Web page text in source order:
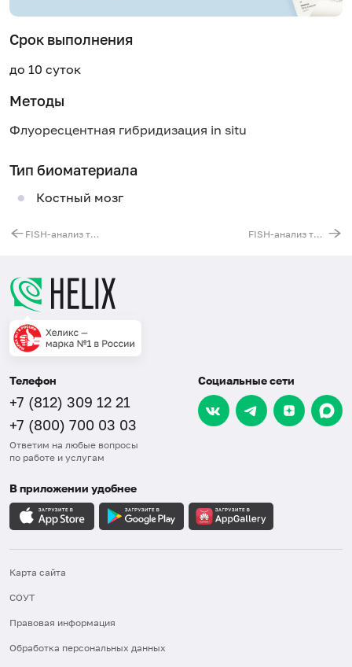
Срок выполнения
до 10 суток
Методы
Флуоресцентная гибридизация in situ
Тип биоматериала
Костный мозг
FISH-анализ транслокации t(2;5)(p23;q35) FISH-анализ трисомии 12-й хромосомы (+ 12)
Телефон
+7 (812) 309 12 21
+7 (800) 700 03 03
Ответим на любые вопросы
по работе и услугам
Социальные сети
В приложении удобнее
Карта сайта
СОУТ
Правовая информация
Обработка персональных данных